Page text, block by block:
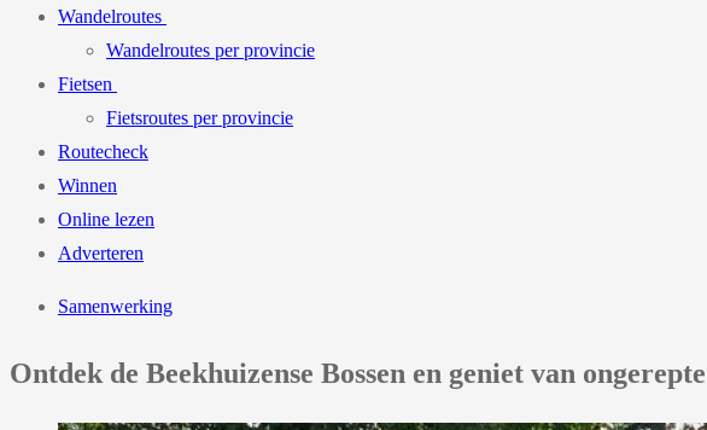
Wandelroutes
Wandelroutes per provincie
Fietsen
Fietsroutes per provincie
Routecheck
Winnen
Online lezen
Adverteren
Samenwerking
Ontdek de Beekhuizense Bossen en geniet van